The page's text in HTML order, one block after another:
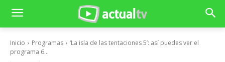
Inicio Programas
‘La isla de las tentaciones 5’: así puedes ver el
programa 6...